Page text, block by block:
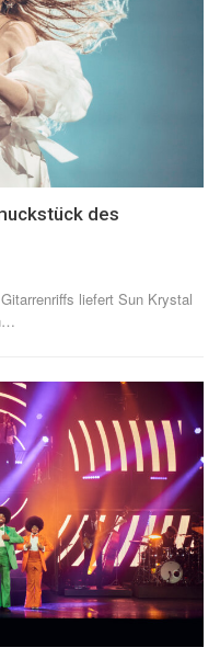
des
liefert Sun Krystal
…